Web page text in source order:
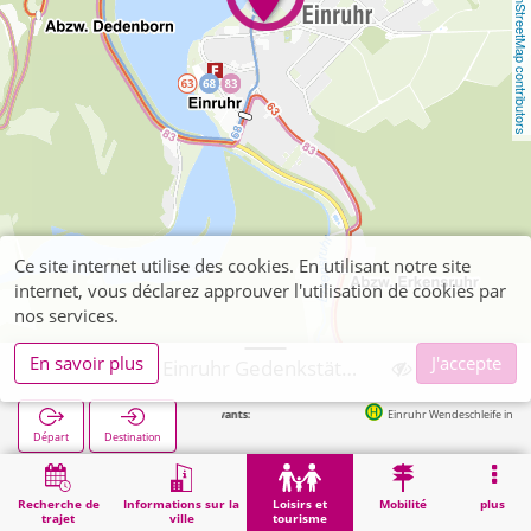
OpenStreetMap contributors
Recherche de
trajet
Informations sur la
ville
Loisirs et
tourisme
Mobilité plus
Départ Destination
Arrêts suivants: Einruhr Wendeschleife in 215m
Démarrage Loisirs et tourisme Simmerath, Einruhr Gedenkstätte Kriegsopfer
Ce site internet utilise des cookies. En utilisant notre site
internet, vous déclarez approuver l'utilisation de cookies par
nos services.
En savoir plus
J'accepte